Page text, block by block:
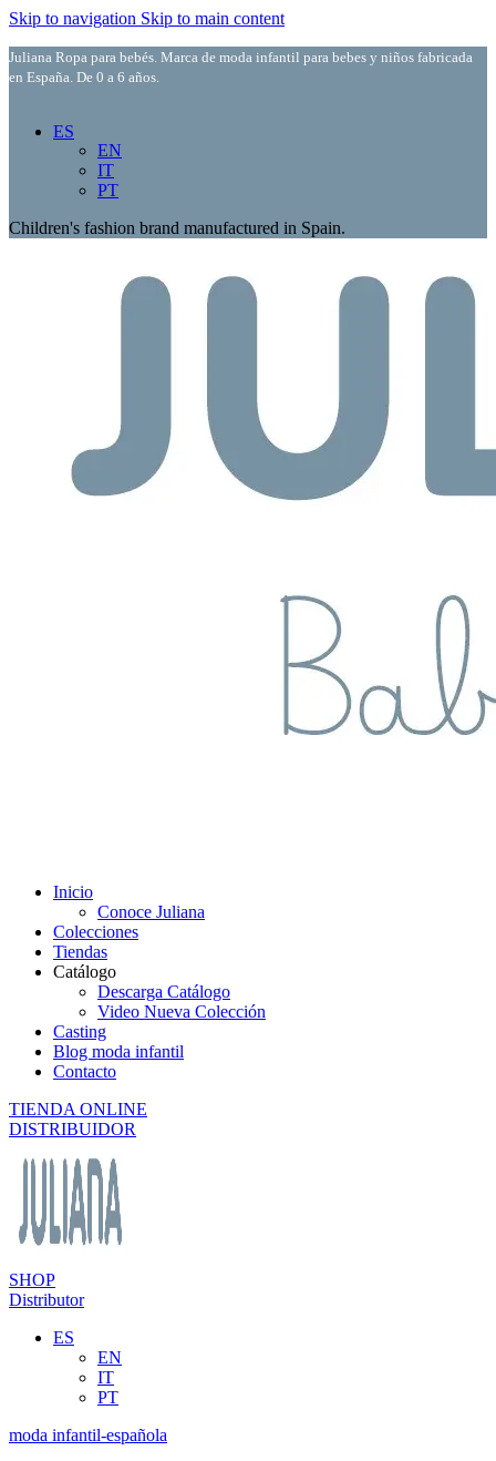
Skip to navigation Skip to main content
Juliana Ropa para bebés. Marca de moda infantil para bebes y niños fabricada
en España. De 0 a 6 años.
ES
EN
IT
PT
Children's fashion brand manufactured in Spain.
Inicio
Conoce Juliana
Colecciones
Tiendas
Catálogo
Descarga Catálogo
Video Nueva Colección
Casting
Blog moda infantil
Contacto
TIENDA ONLINE
DISTRIBUIDOR
SHOP
Distributor
ES
EN
IT
PT
moda infantil-española